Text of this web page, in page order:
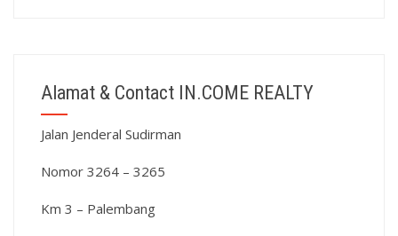
Alamat & Contact IN.COME REALTY
Jalan Jenderal Sudirman
Nomor 3264 – 3265
Km 3 – Palembang